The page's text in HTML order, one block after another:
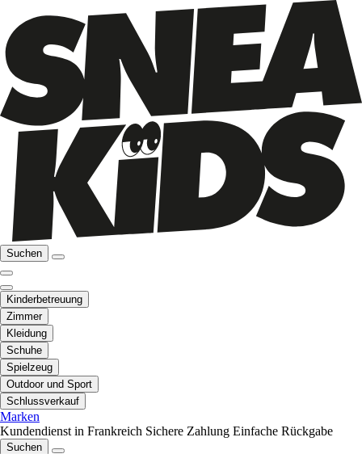
Suchen
Kinderbetreuung
Zimmer
Kleidung
Schuhe
Spielzeug
Outdoor und Sport
Schlussverkauf
Marken
Kundendienst in Frankreich Sichere Zahlung Einfache Rückgabe
Suchen